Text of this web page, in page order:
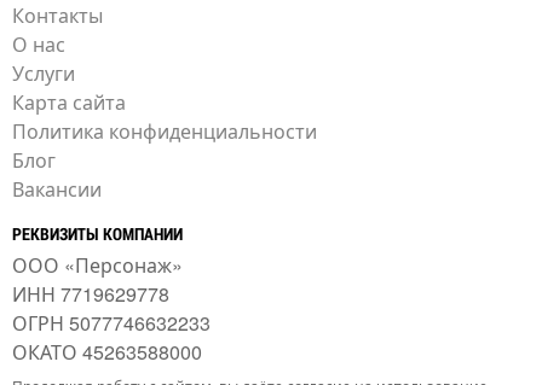
Контакты
О нас
Услуги
Карта сайта
Политика конфиденциальности
Блог
Вакансии
РЕКВИЗИТЫ КОМПАНИИ
ООО «Персонаж»
ИНН 7719629778
ОГРН 5077746632233
ОКАТО 45263588000